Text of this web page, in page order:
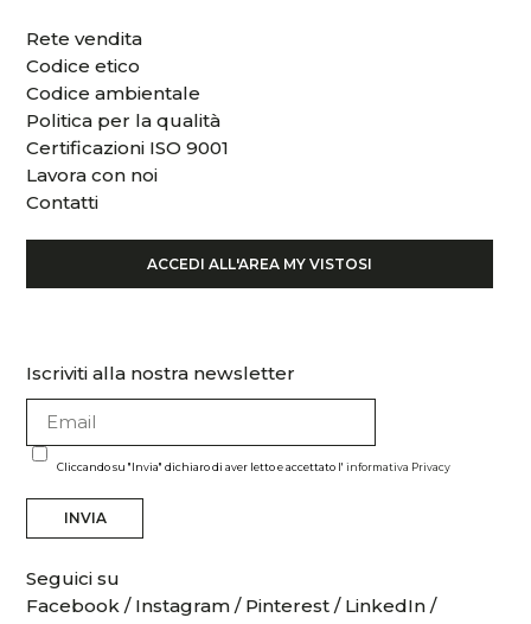
Rete vendita
Codice etico
Codice ambientale
Politica per la qualità
Certificazioni ISO 9001
Lavora con noi
Contatti
ACCEDI ALL'AREA MY VISTOSI
Iscriviti alla nostra newsletter
Cliccando su "Invia" dichiaro di aver letto e accettato l'informativa Privacy
INVIA
Seguici su
Facebook/ Instagram / Pinterest / LinkedIn /